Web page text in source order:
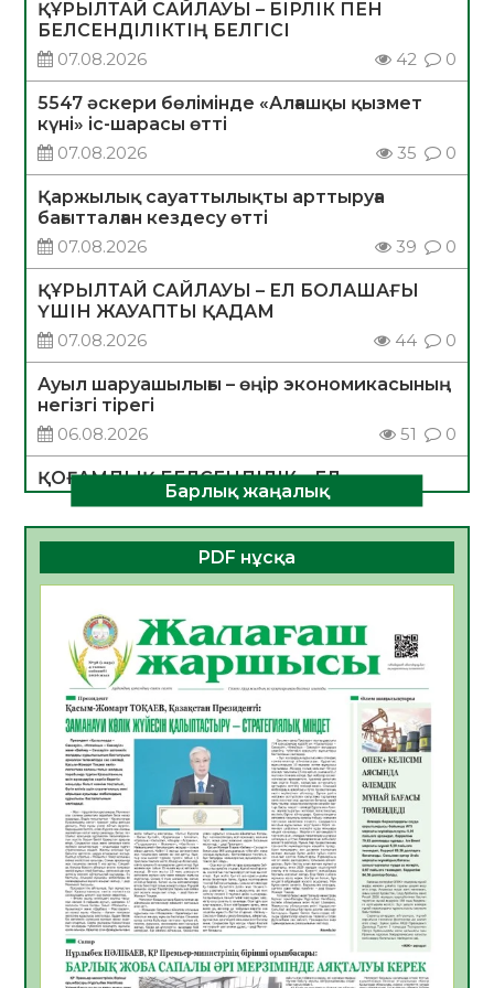
ҚҰРЫЛТАЙ САЙЛАУЫ – БІРЛІК ПЕН
БЕЛСЕНДІЛІКТІҢ БЕЛГІСІ
07.08.2026
42 0
5547 әскери бөлімінде «Алғашқы қызмет
күні» іс-шарасы өтті
07.08.2026
35 0
Қаржылық сауаттылықты арттыруға
бағытталған кездесу өтті
07.08.2026
39 0
ҚҰРЫЛТАЙ САЙЛАУЫ – ЕЛ БОЛАШАҒЫ
ҮШІН ЖАУАПТЫ ҚАДАМ
07.08.2026
44 0
Ауыл шаруашылығы – өңір экономикасының
негізгі тірегі
06.08.2026
51 0
ҚОҒАМДЫҚ БЕЛСЕНДІЛІК – ЕЛ
ДАМУЫНЫҢ НЕГІЗІ
06.08.2026
49 0
ҚҰРЫЛТАЙ САЙЛАУЫ – БОЛАШАҚҚА
06.08.2026
Инфекциялық ауруларға қарсы иммундау
жұмыстарының тиімділігі
06.08.2026
53
Көкжөтел ауруы туралы
06.08.2026
51
АПВ вакцинасы туралы мәлімет
06.08.2026
49
Open Air: Қызылорда облысы полиция
департаменті 20 мыңнан астам
көрерменнің қауіпсіздігін қамтамасыз етті
06.08.2026
62
Барлық жаңалық
PDF нұсқа